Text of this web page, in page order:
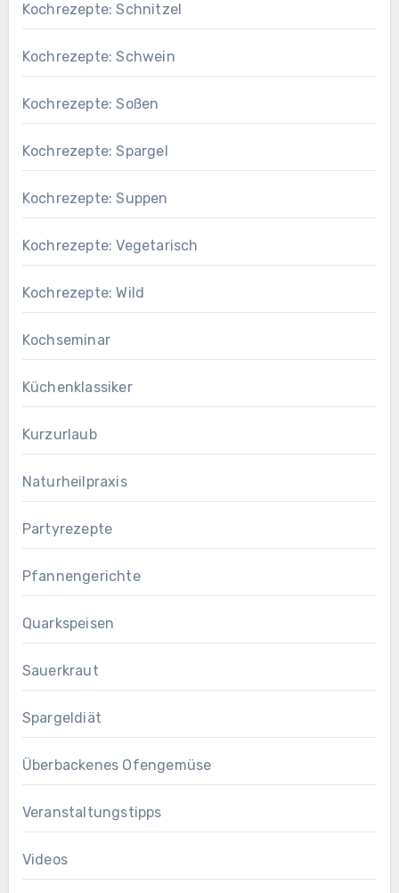
Kochrezepte: Schnitzel
Kochrezepte: Schwein
Kochrezepte: Soßen
Kochrezepte: Spargel
Kochrezepte: Suppen
Kochrezepte: Vegetarisch
Kochrezepte: Wild
Kochseminar
Küchenklassiker
Kurzurlaub
Naturheilpraxis
Partyrezepte
Pfannengerichte
Quarkspeisen
Sauerkraut
Spargeldiät
Überbackenes Ofengemüse
Veranstaltungstipps
Videos